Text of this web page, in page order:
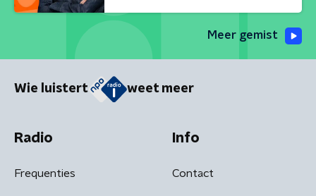
Meer gemist
Wie luistert weet meer
Radio
Frequenties
Info
Contact